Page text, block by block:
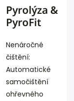
Pyrolýza &
PyroFit
Nenáročné
čištění:
Automatické
samočištění
ohřevného